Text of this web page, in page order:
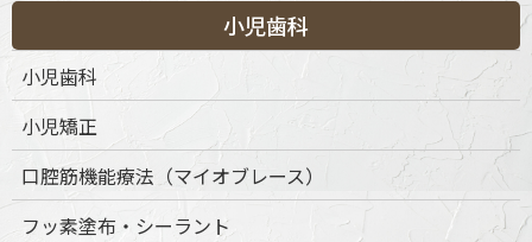
装置（裏側矯正・マウスピース型矯正）など、見た目の違
和感を抑えた方法にも対応しております。年齢を理由に矯
正治療をあきらめる必要はありません。実際に、40代・
50代以上で治療を始められる方も多く、歯の移動は年齢を
問わず可能です。
矯正治療は時間をかけて行う医療ですが、だからこそ「ど
の医院で、どのような診断を受けるか」が非常に重要で
す。当院ではCTやセファログラムを用いた精密な検査・
小児歯科
小児歯科
小児矯正
口腔筋機能療法（マイオブレース）
フッ素塗布・シーラント